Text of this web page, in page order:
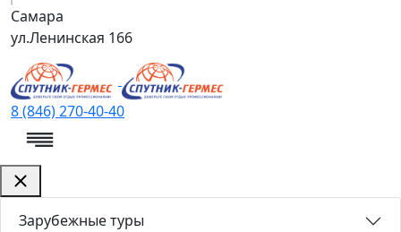
Самара
ул.Ленинская 166
8 (846) 270-40-40
Зарубежные туры